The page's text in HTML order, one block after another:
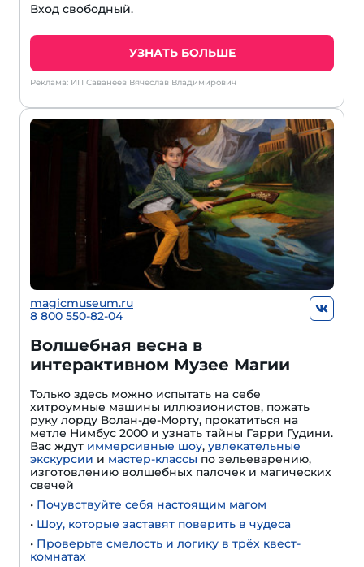
Вход свободный.
УЗНАТЬ БОЛЬШЕ
Реклама: ИП Саванеев Вячеслав Владимирович
magicmuseum.ru
8 800 550-82-04
Волшебная весна в
интерактивном Музее Магии
Только здесь можно испытать на себе
хитроумные машины иллюзионистов, пожать
руку лорду Волан-де-Морту, прокатиться на
метле Нимбус 2000 и узнать тайны Гарри Гудини.
Вас ждут иммерсивные шоу, увлекательные
экскурсии и мастер-классы по зельеварению,
изготовлению волшебных палочек и магических
свечей
• Почувствуйте себя настоящим магом
• Шоу, которые заставят поверить в чудеса
• Проверьте смелость и логику в трёх квест-
комнатах